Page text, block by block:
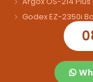
Godex EZ-2350i